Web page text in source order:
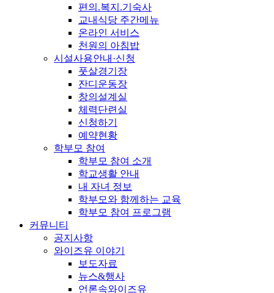
편의.복지.기숙사
교내식당 주간메뉴
온라인 서비스
천원의 아침밥
시설사용안내·신청
풋살경기장
잔디운동장
창의설계실
체력단련실
신청하기
예약현황
학부모 참여
학부모 참여 소개
학교생활 안내
내 자녀 정보
학부모와 함께하는 교육
학부모 참여 프로그램
커뮤니티
공지사항
와이즈유 이야기
보도자료
뉴스&행사
언론속와이즈유